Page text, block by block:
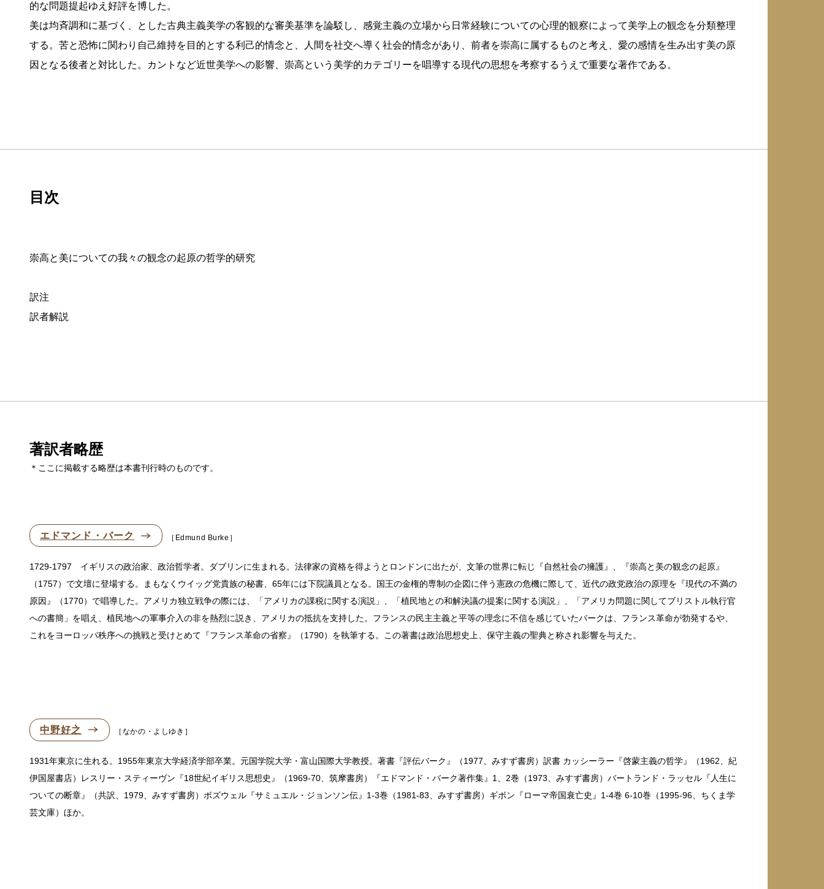
的な問題提起ゆえ好評を博した。
美は均斉調和に基づく、とした古典主義美学の客観的な審美基準を論駁し、感覚主義の立場から日常経験についての心理的観察によって美学上の観念を分類整理
する。苦と恐怖に関わり自己維持を目的とする利己的情念と、人間を社交へ導く社会的情念があり、前者を崇高に属するものと考え、愛の感情を生み出す美の原
因となる後者と対比した。カントなど近世美学への影響、崇高という美学的カテゴリーを唱導する現代の思想を考察するうえで重要な著作である。
目次
崇高と美についての我々の観念の起原の哲学的研究
訳注
訳者解説
著訳者略歴
＊ここに掲載する略歴は本書刊行時のものです。
エドマンド・バーク Edmund Burke
1729-1797 イギリスの政治家、政治哲学者。ダブリンに生まれる。法律家の資格を得ようとロンドンに出たが、文筆の世界に転じ『自然社会の擁護』、『崇高と美の観念の起原』
（1757）で文壇に登場する。まもなくウイッグ党貴族の秘書、65年には下院議員となる。国王の金権的専制の企図に伴う憲政の危機に際して、近代の政党政治の原理を『現代の不満の
原因』（1770）で唱導した。アメリカ独立戦争の際には、「アメリカの課税に関する演説」、「植民地との和解決議の提案に関する演説」、「アメリカ問題に関してブリストル執行官
への書簡」を唱え、植民地への軍事介入の非を熱烈に説き、アメリカの抵抗を支持した。フランスの民主主義と平等の理念に不信を感じていたバークは、フランス革命が勃発するや、
これをヨーロッパ秩序への挑戦と受けとめて『フランス革命の省察』（1790）を執筆する。この著書は政治思想史上、保守主義の聖典と称され影響を与えた。
中野好之 なかの・よしゆき
1931年東京に生れる。1955年東京大学経済学部卒業。元国学院大学・富山国際大学教授。著書『評伝バーク』（1977、みすず書房）訳書 カッシーラー『啓蒙主義の哲学』（1962、紀
伊国屋書店）レスリー・スティーヴン『18世紀イギリス思想史』（1969-70、筑摩書房）『エドマンド・バーク著作集』1、2巻（1973、みすず書房）バートランド・ラッセル『人生に
ついての断章』（共訳、1979、みすず書房）ボズウェル『サミュエル・ジョンソン伝』1-3巻（1981-83、みすず書房）ギボン『ローマ帝国衰亡史』1-4巻 6-10巻（1995-96、ちくま学
芸文庫）ほか。